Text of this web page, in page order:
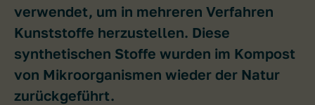
verwendet, um in mehreren Verfahren
Kunststoffe herzustellen. Diese
synthetischen Stoffe wurden im Kompost
von Mikroorganismen wieder der Natur
zurückgeführt.